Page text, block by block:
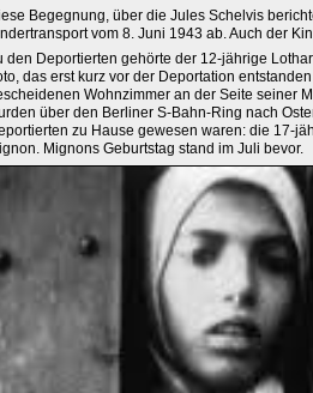
Begegnung, über die Jules Schelvis
vom 8. Juni 1943 ab. Auch der
den Deportierten gehörte der 12-jährige
das erst kurz vor der Deportation
Wohnzimmer an der Seite seiner
über den Berliner S-Bahn-Ring nach
zu Hause gewesen waren: die 17-
Mignons Geburtstag stand im Juli bevor.